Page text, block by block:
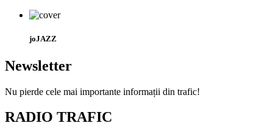
joJAZZ
Newsletter
Nu pierde cele mai importante informații din trafic!
RADIO TRAFIC